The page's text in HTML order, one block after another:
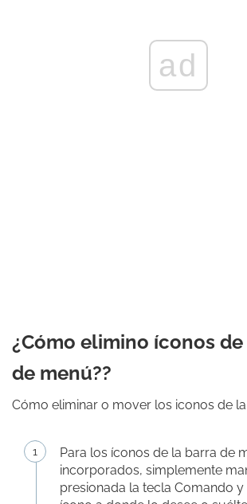
ad
¿Cómo elimino íconos
de menú??
Cómo eliminar o mover los iconos de
Para los íconos de la barra de
incorporados, simplemente
presionada la tecla Comando